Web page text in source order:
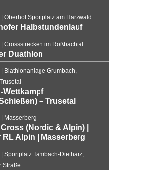
Oberhof Sportplatz am Harzwald
Halbstundenlauf
Crossstrecken im Roßbachtal
Duathlon
Biathlonanlage Grumbach,
Wettkampf
– Trusetal
Masserberg
Cross (Nordic & Alpin) |
RL Alpin | Masserberg
Sportplatz Tambach-Dietharz,
Straße